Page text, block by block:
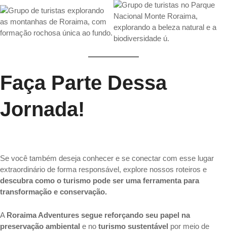
Faça Parte Dessa
Jornada!
Se você também deseja conhecer e se conectar com esse lugar
extraordinário de forma responsável, explore nossos roteiros e
descubra como o turismo pode ser uma ferramenta para
transformação e conservação.
A Roraima Adventures segue reforçando seu papel na
preservação ambiental e no turismo sustentável por meio de